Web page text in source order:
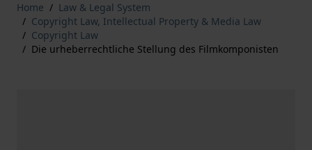
Home / Law & Legal System
/ Copyright Law, Intellectual Property & Media Law
/ Copyright Law
/ Die urheberrechtliche Stellung des Filmkomponisten